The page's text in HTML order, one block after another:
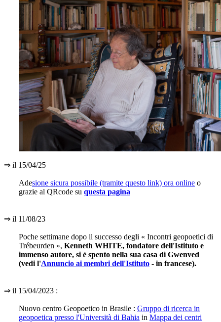
⇒ il 15/04/25
Adesione sicura possibile (tramite questo link) ora online o
grazie al QRcode su questa pagina
⇒ il 11/08/23
Poche settimane dopo il successo degli « Incontri geopoetici di
Trébeurden », Kenneth WHITE, fondatore dell'Istituto e
immenso autore, si è spento nella sua casa di Gwenved
(vedi l'Annuncio ai membri dell'Istituto - in francese).
⇒ il 15/04/2023 :
Nuovo centro Geopoetico in Brasile : Gruppo di ricerca in
geopoetica presso l'Università di Bahia in Mappa dei centri